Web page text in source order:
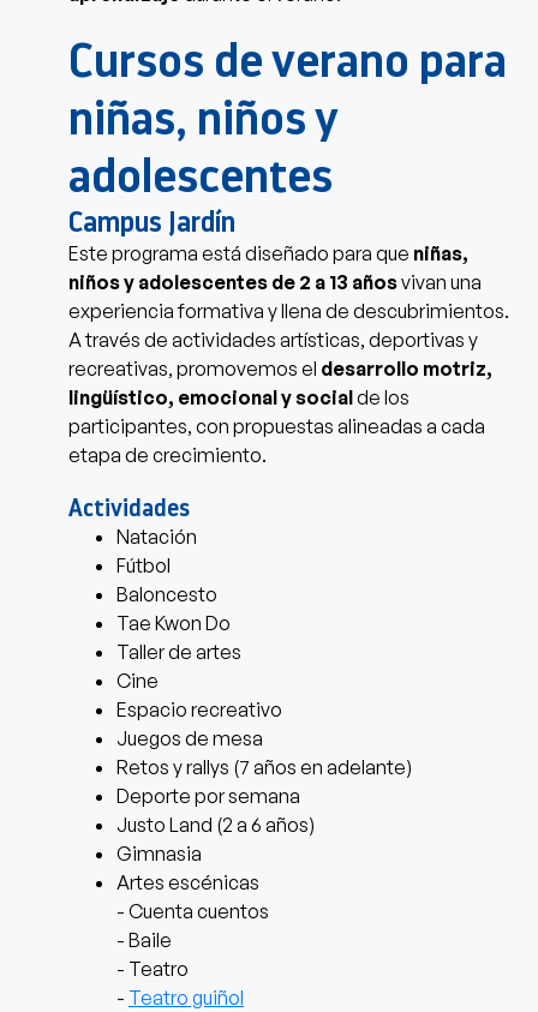
Cursos de verano para
niñas, niños y
adolescentes
Campus Jardín
Este programa está diseñado para que niñas,
niños y adolescentes de 2 a 13 añosvivan una
experiencia formativa y llena de descubrimientos.
A través de actividades artísticas, deportivas y
recreativas, promovemos el desarrollo motriz,
lingüístico, emocional y socialde los
participantes, con propuestas alineadas a cada
etapa de crecimiento.
Actividades
Natación
Fútbol
Baloncesto
Tae Kwon Do
Taller de artes
Cine
Espacio recreativo
Juegos de mesa
Retos y rallys (7 años en adelante)
Deporte por semana
Justo Land (2 a 6 años)
Gimnasia
Artes escénicas
- Cuenta cuentos
- Baile
- Teatro
- Teatro guiñol